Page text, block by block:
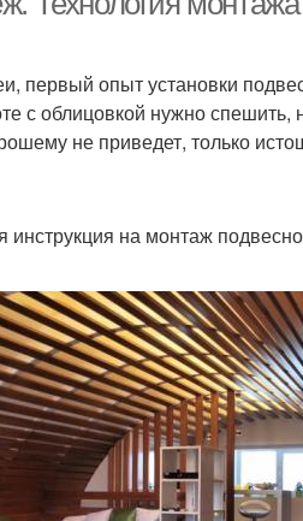
в доме Потолок
первый опыт установки
с облицовкой нужно спешить,
не приведет, только
на монтаж